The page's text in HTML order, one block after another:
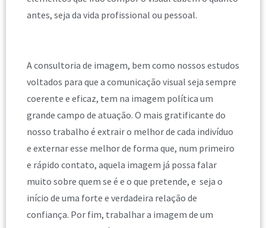
antes, seja da vida profissional ou pessoal.
A consultoria de imagem, bem como nossos estudos
voltados para que a comunicação visual seja sempre
coerente e eficaz, tem na imagem política um
grande campo de atuação. O mais gratificante do
nosso trabalho é extrair o melhor de cada indivíduo
e externar esse melhor de forma que, num primeiro
e rápido contato, aquela imagem já possa falar
muito sobre quem se é e o que pretende, e seja o
início de uma forte e verdadeira relação de
confiança. Por fim, trabalhar a imagem de um